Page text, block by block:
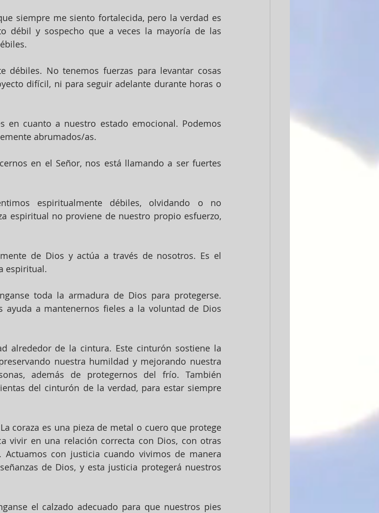
siempre me siento fortalecida, pero la verdad es
débil y sospecho que a veces la mayoría de las
débiles. No tenemos fuerzas para levantar cosas
difícil, ni para seguir adelante durante horas o
en cuanto a nuestro estado emocional. Podemos
abrumados/as.
en el Señor, nos está llamando a ser fuertes
espiritualmente débiles, olvidando o no
espiritual no proviene de nuestro propio esfuerzo,
de Dios y actúa a través de nosotros. Es el
espiritual.
toda la armadura de Dios para protegerse.
ayuda a mantenernos fieles a la voluntad de Dios
alrededor de la cintura. Este cinturón sostiene la
nuestra humildad y mejorando nuestra
además de protegernos del frío. También
del cinturón de la verdad, para estar siempre
coraza es una pieza de metal o cuero que protege
vivir en una relación correcta con Dios, con otras
con justicia cuando vivimos de manera
de Dios, y esta justicia protegerá nuestros
el calzado adecuado para que nuestros pies